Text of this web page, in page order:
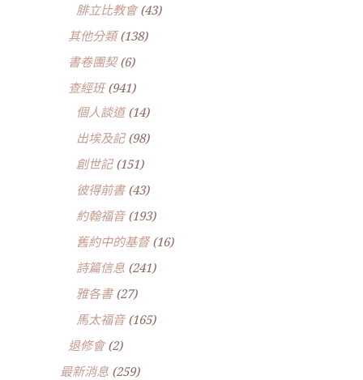
腓立比教會(43)
其他分類(138)
書卷團契(6)
查經班(941)
個人談道(14)
出埃及記(98)
創世記(151)
彼得前書(43)
約翰福音(193)
舊約中的基督(16)
詩篇信息 (241)
雅各書(27)
馬太福音(165)
退修會(2)
最新消息 (259)